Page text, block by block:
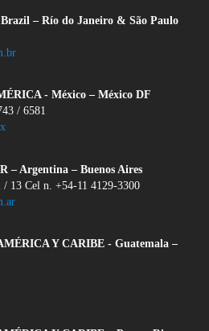
– Río do Janeiro & São Paulo
- México – México DF
/ 6581
– Argentina – Buenos Aires
/ 13 Cel n. +54-11 4129-3300
Y CARIBE - Guatemala –